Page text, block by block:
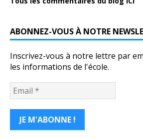
ABONNEZ-VOUS À NOTRE
Inscrivez-vous à notre lettre par
les informations de l'école.